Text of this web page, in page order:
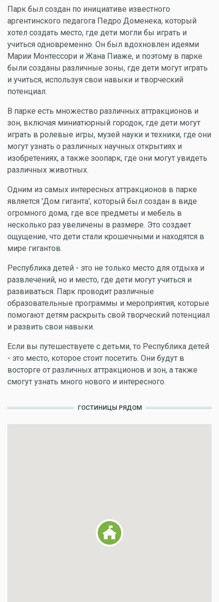
Парк был создан по инициативе известного
аргентинского педагога Педро Доменека, который
хотел создать место, где дети могли бы играть и
учиться одновременно. Он был вдохновлен идеями
Марии Монтессори и Жана Пиаже, и поэтому в парке
были созданы различные зоны, где дети могут играть
и учиться, используя свои навыки и творческий
потенциал.
В парке есть множество различных аттракционов и
зон, включая миниатюрный городок, где дети могут
играть в ролевые игры, музей науки и техники, где они
могут узнать о различных научных открытиях и
изобретениях, а также зоопарк, где они могут увидеть
различных животных.
Одним из самых интересных аттракционов в парке
является 'Дом гиганта', который был создан в виде
огромного дома, где все предметы и мебель в
несколько раз увеличены в размере. Это создает
ощущение, что дети стали крошечными и находятся в
мире гигантов.
Республика детей - это не только место для отдыха и
развлечений, но и место, где дети могут учиться и
развиваться. Парк проводит различные
образовательные программы и мероприятия, которые
помогают детям раскрыть свой творческий потенциал
и развить свои навыки.
Если вы путешествуете с детьми, то Республика детей
- это место, которое стоит посетить. Они будут в
восторге от различных аттракционов и зон, а также
смогут узнать много нового и интересного.
ГОСТИНИЦЫ РЯДОМ